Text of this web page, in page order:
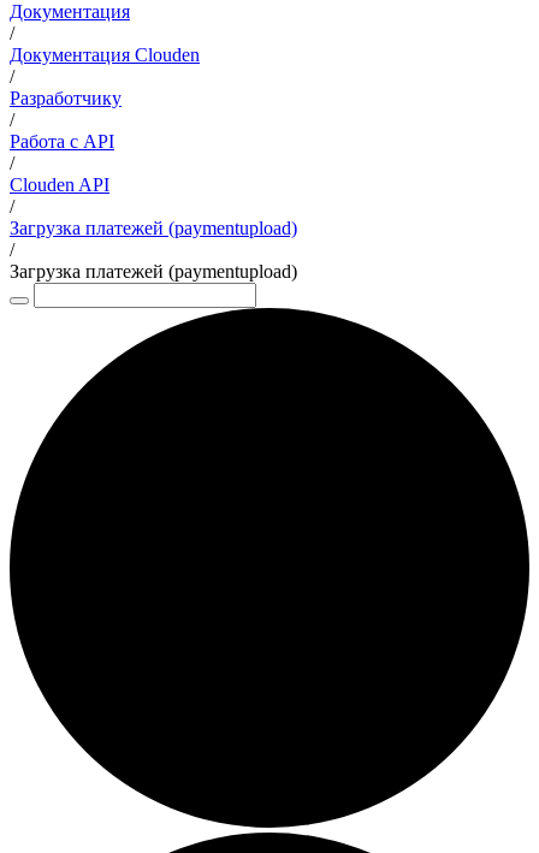
Документация
/
Документация Clouden
/
Разработчику
/
Работа с API
/
Clouden API
/
Загрузка платежей (paymentupload)
/
Загрузка платежей (paymentupload)